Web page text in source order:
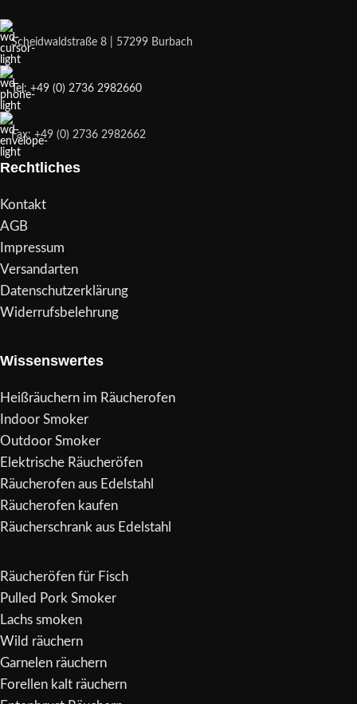
Scheidwaldstraße 8 | 57299 Burbach
Tel: +49 (0) 2736 2982660
Fax: +49 (0) 2736 2982662
Rechtliches
Kontakt
AGB
Impressum
Versandarten
Datenschutzerklärung
Widerrufsbelehrung
Wissenswertes
Heißräuchern im Räucherofen
Indoor Smoker
Outdoor Smoker
Elektrische Räucheröfen
Räucherofen aus Edelstahl
Räucherofen kaufen
Räucherschrank aus Edelstahl
Räucheröfen für Fisch
Pulled Pork Smoker
Lachs smoken
Wild räuchern
Garnelen räuchern
Forellen kalt räuchern